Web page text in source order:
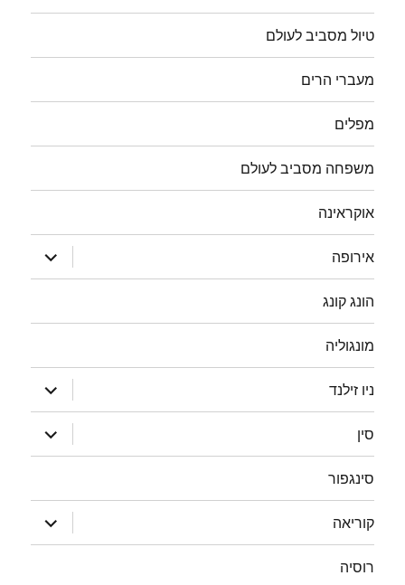
טיול מסביב לעולם
מעברי הרים
מפלים
משפחה מסביב לעולם
אוקראינה
אירופה
הצג
תפריט
הונג קונג
מונגוליה
ניו זילנד
הצג
תפריט
סין
הצג
תפריט
סינגפור
קוריאה
הצג
תפריט
רוסיה